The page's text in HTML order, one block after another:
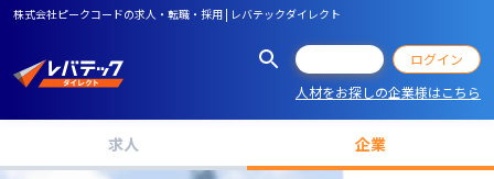
株式会社ピークコードの求人・転職・採用 | レバテックダイレクト
ログイン
人材をお探しの企業様はこちら
求人 企業